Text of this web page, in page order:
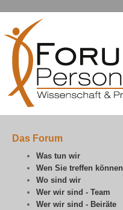
Das Forum
Was tun wir
Wen Sie treffen können
Wo sind wir
Wer wir sind - Team
Wer wir sind - Beiräte